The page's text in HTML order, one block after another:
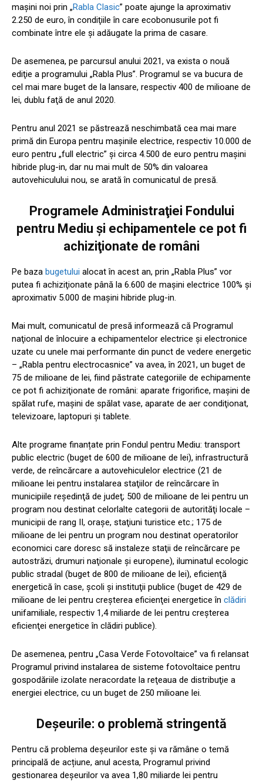
maşini noi prin „Rabla Clasic” poate ajunge la aproximativ
2.250 de euro, în condiţiile în care ecobonusurile pot fi
combinate între ele şi adăugate la prima de casare.
De asemenea, pe parcursul anului 2021, va exista o nouă
ediţie a programului „Rabla Plus”. Programul se va bucura de
cel mai mare buget de la lansare, respectiv 400 de milioane de
lei, dublu faţă de anul 2020.
Pentru anul 2021 se păstrează neschimbată cea mai mare
primă din Europa pentru maşinile electrice, respectiv 10.000 de
euro pentru „full electric” şi circa 4.500 de euro pentru maşini
hibride plug-in, dar nu mai mult de 50% din valoarea
autovehiculului nou, se arată în comunicatul de presă.
Programele Administraţiei Fondului
pentru Mediu și echipamentele ce pot fi
achiziţionate de români
Pe baza bugetului alocat în acest an, prin „Rabla Plus” vor
putea fi achiziţionate până la 6.600 de maşini electrice 100% şi
aproximativ 5.000 de maşini hibride plug-in.
Mai mult, comunicatul de presă informează că Programul
naţional de înlocuire a echipamentelor electrice şi electronice
uzate cu unele mai performante din punct de vedere energetic
– „Rabla pentru electrocasnice” va avea, în 2021, un buget de
75 de milioane de lei, fiind păstrate categoriile de echipamente
ce pot fi achiziţionate de români: aparate frigorifice, maşini de
spălat rufe, maşini de spălat vase, aparate de aer condiţionat,
televizoare, laptopuri şi tablete.
Alte programe finanțate prin Fondul pentru Mediu: transport
public electric (buget de 600 de milioane de lei), infrastructură
verde, de reîncărcare a autovehiculelor electrice (21 de
milioane lei pentru instalarea staţiilor de reîncărcare în
municipiile reşedinţă de judeţ; 500 de milioane de lei pentru un
program nou destinat celorlalte categorii de autorităţi locale –
municipii de rang II, oraşe, staţiuni turistice etc.; 175 de
milioane de lei pentru un program nou destinat operatorilor
economici care doresc să instaleze staţii de reîncărcare pe
autostrăzi, drumuri naţionale şi europene), iluminatul ecologic
public stradal (buget de 800 de milioane de lei), eficienţă
energetică în case, şcoli şi instituţii publice (buget de 429 de
milioane de lei pentru creşterea eficienţei energetice în clădiri
unifamiliale, respectiv 1,4 miliarde de lei pentru creşterea
eficienţei energetice în clădiri publice).
De asemenea, pentru „Casa Verde Fotovoltaice” va fi relansat
Programul privind instalarea de sisteme fotovoltaice pentru
gospodăriile izolate neracordate la reţeaua de distribuţie a
energiei electrice, cu un buget de 250 milioane lei.
Deșeurile: o problemă stringentă
Pentru că problema deșeurilor este și va rămâne o temă
principală de acțiune, anul acesta, Programul privind
gestionarea deșeurilor va avea 1,80 miliarde lei pentru